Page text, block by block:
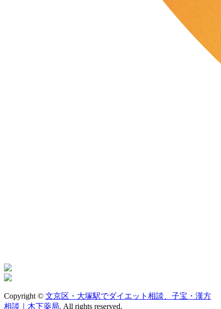
Copyright © 文京区・大塚駅でダイエット相談、子宝・漢方
相談｜木下薬局. All rights reserved.